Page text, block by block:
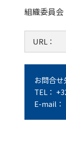
組織委員会
URL：
お問合
TEL：
E-mail